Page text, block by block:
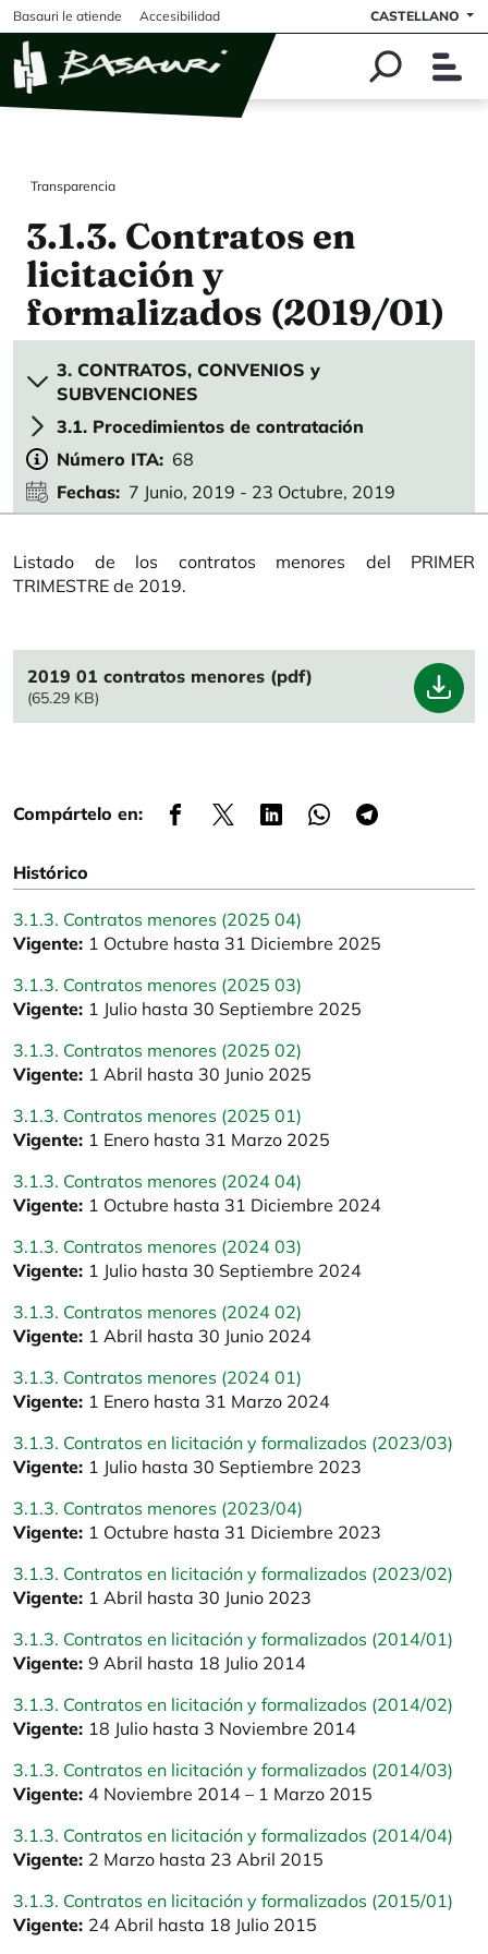
Pasar al contenido principal
Basauri le atiende Accesibilidad CASTELLANO
Transparencia
3.1.3. Contratos en
licitación y
formalizados (2019/01)
3. CONTRATOS, CONVENIOS y
SUBVENCIONES
3.1. Procedimientos de contratación
Número ITA
68
Fechas
7 Junio, 2019 - 23 Octubre, 2019
Listado de los contratos menores del PRIMER
TRIMESTRE de 2019.
File
2019 01 contratos menores (pdf)
(65.29 KB)
Compártelo en:
Histórico
3.1.3. Contratos menores (2025 04)
Vigente: 1 Octubre hasta 31 Diciembre 2025
3.1.3. Contratos menores (2025 03)
Vigente: 1 Julio hasta 30 Septiembre 2025
3.1.3. Contratos menores (2025 02)
Vigente: 1 Abril hasta 30 Junio 2025
3.1.3. Contratos menores (2025 01)
Vigente: 1 Enero hasta 31 Marzo 2025
3.1.3. Contratos menores (2024 04)
Vigente: 1 Octubre hasta 31 Diciembre 2024
3.1.3. Contratos menores (2024 03)
Vigente: 1 Julio hasta 30 Septiembre 2024
3.1.3. Contratos menores (2024 02)
Vigente: 1 Abril hasta 30 Junio 2024
3.1.3. Contratos menores (2024 01)
Vigente: 1 Enero hasta 31 Marzo 2024
3.1.3. Contratos en licitación y formalizados (2023/03)
Vigente: 1 Julio hasta 30 Septiembre 2023
3.1.3. Contratos menores (2023/04)
Vigente: 1 Octubre hasta 31 Diciembre 2023
3.1.3. Contratos en licitación y formalizados (2023/02)
Vigente: 1 Abril hasta 30 Junio 2023
3.1.3. Contratos en licitación y formalizados (2014/01)
Vigente: 9 Abril hasta 18 Julio 2014
3.1.3. Contratos en licitación y formalizados (2014/02)
Vigente: 18 Julio hasta 3 Noviembre 2014
3.1.3. Contratos en licitación y formalizados (2014/03)
Vigente: 4 Noviembre 2014 – 1 Marzo 2015
3.1.3. Contratos en licitación y formalizados (2014/04)
Vigente: 2 Marzo hasta 23 Abril 2015
3.1.3. Contratos en licitación y formalizados (2015/01)
Vigente: 24 Abril hasta 18 Julio 2015